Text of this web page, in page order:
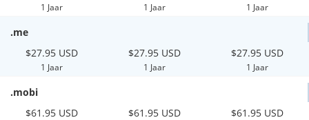
1 Jaar 1 Jaar 1 Jaar
.me
$27.95 USD
1 Jaar
$27.95 USD
1 Jaar
$27.95 USD
1 Jaar
.mobi
$61.95 USD
$61.95 USD $61.95 USD